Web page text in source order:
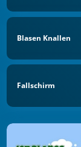
Blasen Knallen
Fallschirm